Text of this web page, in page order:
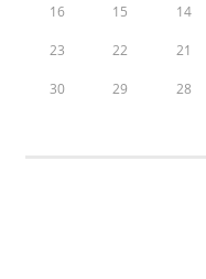
14
15
16
21
22
23
28
29
30